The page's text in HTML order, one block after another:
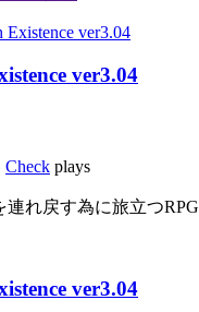
ver3.04
Check plays
連れ戻す為に旅立つRPG
ver3.04